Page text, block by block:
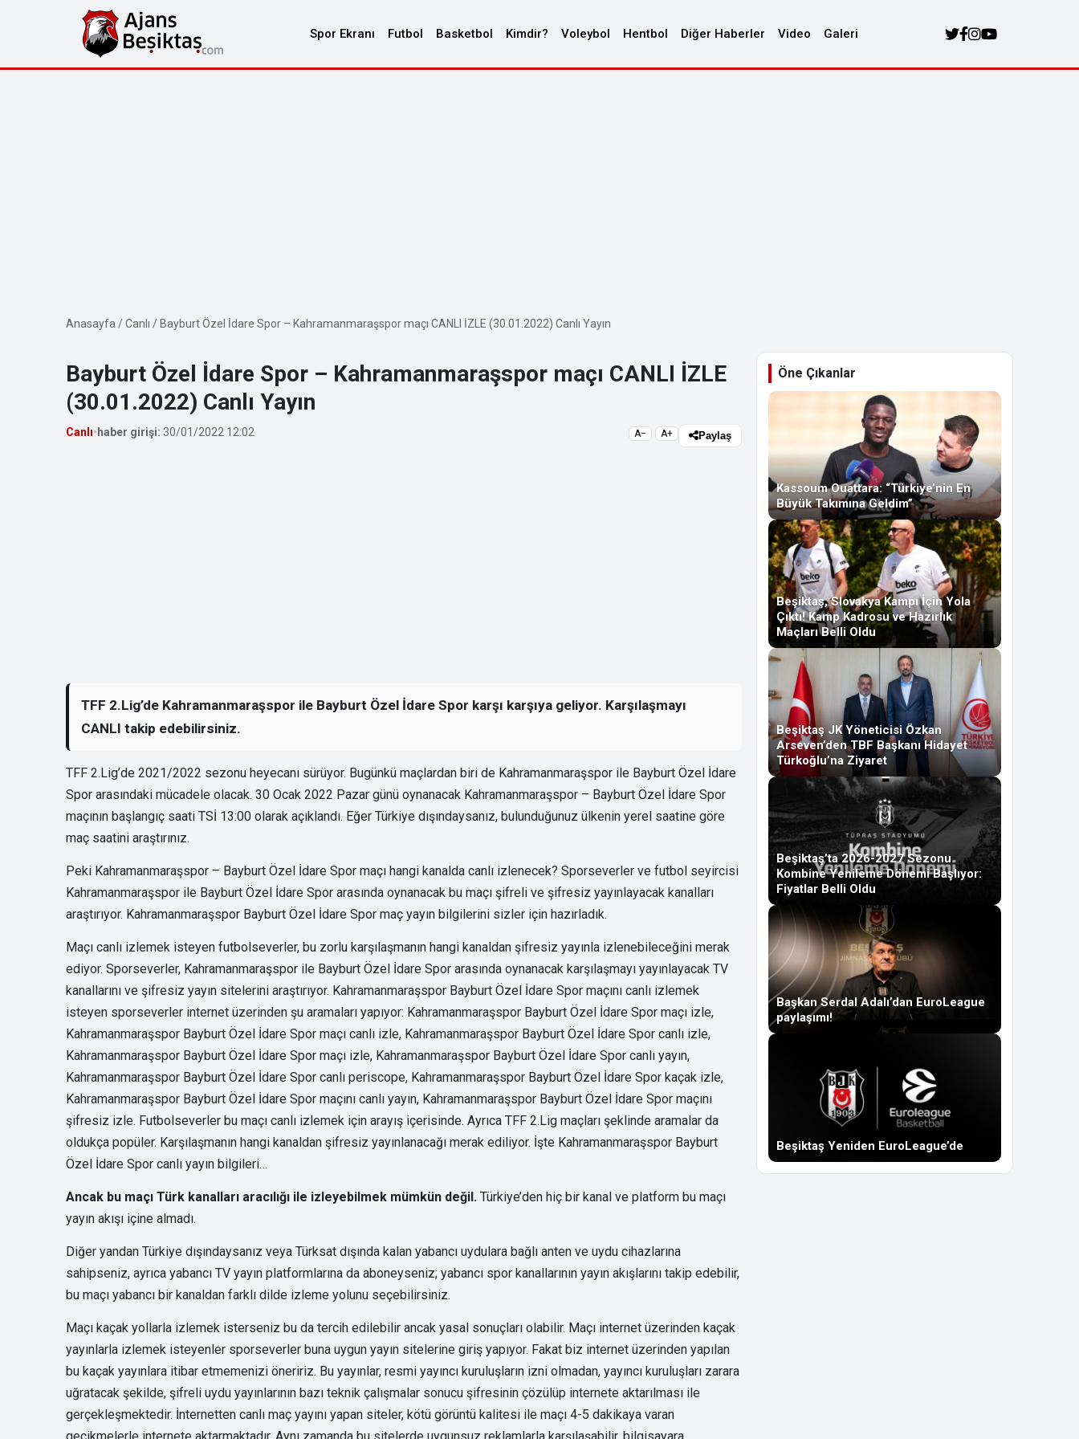
Spor Ekranı Futbol Basketbol Kimdir? Voleybol Hentbol Diğer Haberler Video Galeri
Anasayfa /Canlı / Bayburt Özel İdare Spor – Kahramanmaraşspor maçı CANLI İZLE (30.01.2022) Canlı Yayın
Bayburt Özel İdare Spor – Kahramanmaraşspor maçı CANLI İZLE
(30.01.2022) Canlı Yayın
Canlı• haber girişi: 30/01/2022 12:02 A− A+ Paylaş
TFF 2.Lig’de Kahramanmaraşspor ile Bayburt Özel İdare Spor karşı karşıya geliyor. Karşılaşmayı
CANLI takip edebilirsiniz.
TFF 2.Lig’de 2021/2022 sezonu heyecanı sürüyor. Bugünkü maçlardan biri de Kahramanmaraşspor ile Bayburt Özel İdare
Spor arasındaki mücadele olacak. 30 Ocak 2022 Pazar günü oynanacak Kahramanmaraşspor – Bayburt Özel İdare Spor
maçının başlangıç saati TSİ 13:00 olarak açıklandı. Eğer Türkiye dışındaysanız, bulunduğunuz ülkenin yerel saatine göre
maç saatini araştırınız.
Peki Kahramanmaraşspor – Bayburt Özel İdare Spor maçı hangi kanalda canlı izlenecek? Sporseverler ve futbol seyircisi
Kahramanmaraşspor ile Bayburt Özel İdare Spor arasında oynanacak bu maçı şifreli ve şifresiz yayınlayacak kanalları
araştırıyor. Kahramanmaraşspor Bayburt Özel İdare Spor maç yayın bilgilerini sizler için hazırladık.
Maçı canlı izlemek isteyen futbolseverler, bu zorlu karşılaşmanın hangi kanaldan şifresiz yayınla izlenebileceğini merak
ediyor. Sporseverler, Kahramanmaraşspor ile Bayburt Özel İdare Spor arasında oynanacak karşılaşmayı yayınlayacak TV
kanallarını ve şifresiz yayın sitelerini araştırıyor. Kahramanmaraşspor Bayburt Özel İdare Spor maçını canlı izlemek
isteyen sporseverler internet üzerinden şu aramaları yapıyor: Kahramanmaraşspor Bayburt Özel İdare Spor maçı izle,
Kahramanmaraşspor Bayburt Özel İdare Spor maçı canlı izle, Kahramanmaraşspor Bayburt Özel İdare Spor canlı izle,
Kahramanmaraşspor Bayburt Özel İdare Spor maçı izle, Kahramanmaraşspor Bayburt Özel İdare Spor canlı yayın,
Kahramanmaraşspor Bayburt Özel İdare Spor canlı periscope, Kahramanmaraşspor Bayburt Özel İdare Spor kaçak izle,
Kahramanmaraşspor Bayburt Özel İdare Spor maçını canlı yayın, Kahramanmaraşspor Bayburt Özel İdare Spor maçını
şifresiz izle. Futbolseverler bu maçı canlı izlemek için arayış içerisinde. Ayrıca TFF 2.Lig maçları şeklinde aramalar da
oldukça popüler. Karşılaşmanın hangi kanaldan şifresiz yayınlanacağı merak ediliyor. İşte Kahramanmaraşspor Bayburt
Özel İdare Spor canlı yayın bilgileri…
Ancak bu maçı Türk kanalları aracılığı ile izleyebilmek mümkün değil. Türkiye’den hiç bir kanal ve platform bu maçı
yayın akışı içine almadı.
Diğer yandan Türkiye dışındaysanız veya Türksat dışında kalan yabancı uydulara bağlı anten ve uydu cihazlarına
sahipseniz, ayrıca yabancı TV yayın platformlarına da aboneyseniz; yabancı spor kanallarının yayın akışlarını takip edebilir,
bu maçı yabancı bir kanaldan farklı dilde izleme yolunu seçebilirsiniz.
Maçı kaçak yollarla izlemek isterseniz bu da tercih edilebilir ancak yasal sonuçları olabilir. Maçı internet üzerinden kaçak
yayınlarla izlemek isteyenler sporseverler buna uygun yayın sitelerine giriş yapıyor. Fakat biz internet üzerinden yapılan
bu kaçak yayınlara itibar etmemenizi öneririz. Bu yayınlar, resmi yayıncı kuruluşların izni olmadan, yayıncı kuruluşları zarara
uğratacak şekilde, şifreli uydu yayınlarının bazı teknik çalışmalar sonucu şifresinin çözülüp internete aktarılması ile
gerçekleşmektedir. İnternetten canlı maç yayını yapan siteler, kötü görüntü kalitesi ile maçı 4-5 dakikaya varan
gecikmelerle internete aktarmaktadır. Aynı zamanda bu sitelerde uygunsuz reklamlarla karşılaşabilir, bilgisayara
Öne Çıkanlar
Kassoum Ouattara: “Türkiye’nin En
Büyük Takımına Geldim”
Beşiktaş, Slovakya Kampı İçin Yola
Çıktı! Kamp Kadrosu ve Hazırlık
Maçları Belli Oldu
Beşiktaş JK Yöneticisi Özkan
Arseven’den TBF Başkanı Hidayet
Türkoğlu’na Ziyaret
Beşiktaş’ta 2026-2027 Sezonu
Kombine Yenileme Dönemi Başlıyor:
Fiyatlar Belli Oldu
Başkan Serdal Adalı’dan EuroLeague
paylaşımı!
Beşiktaş Yeniden EuroLeague’de